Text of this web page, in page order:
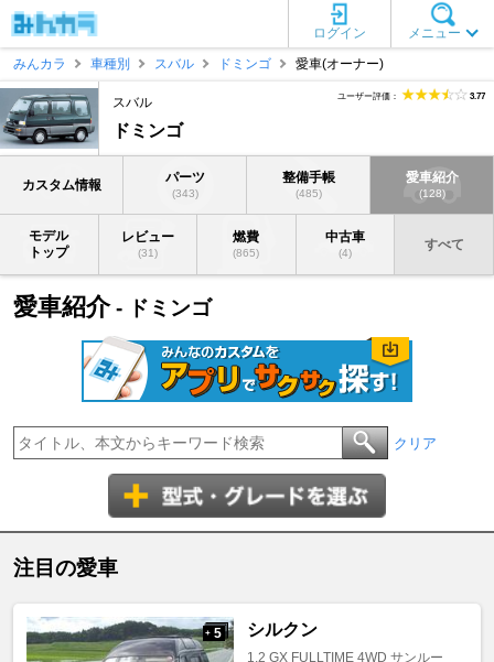
メニュー
ログイン
みんカラ
車種別 スバル ドミンゴ 愛車(オーナー)
スバル
ドミンゴ
ユーザー評価： 3.77
カスタム情報 パーツ
(343)
整備手帳
(485)
愛車紹介
(128)
モデル
トップ
レビュー
(31)
燃費
(865)
中古車
(4)
すべて
愛車紹介- ドミンゴ
クリア
注目の愛車
+ 5 シルクン
1.2 GX FULLTIME 4WD サンルー